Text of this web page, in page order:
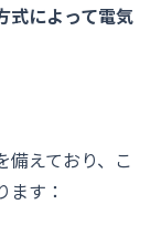
式によって電気
備えており、こ
ます：